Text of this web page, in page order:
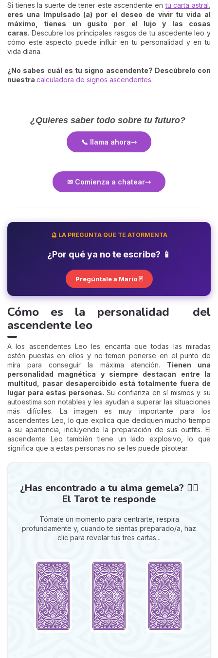
Si tienes la suerte de tener este ascendente entu carta astral
eres una Impulsado (a) por el deseo de vivir tu vida al
máximo, tienes un gusto por el lujo y las cosas
caras. Descubre los principales rasgos de tu ascedente leo y
cómo este aspecto puede influir en tu personalidad y en tu
vida diaria.
¿No sabes cuál es tu signo ascendente? Descúbrelo con
nuestra calculadora de signos ascendentes.
¿Quieres saber todo sobre tu futuro?
📞 llama ahora
✉ Comienza a chatear
🔮 LA PREGUNTA QUE TE ATORMENTA
¿Por qué ya no te escribe? 📱
Pregúntale a Mario 🃏
Cómo es la personalidad del
ascendente leo
A los ascendentes Leo les encanta que todas las miradas
estén puestas en ellos y no temen ponerse en el punto de
mira para conseguir la máxima atención. Tienen una
personalidad magnética y siempre destacan entre la
multitud, pasar desapercibido está totalmente fuera de
lugar para estas personas. Su confianza en sí mismos y su
autoestima son notables y les ayudan a superar las situaciones
más difíciles. La imagen es muy importante para los
ascendentes Leo, lo que explica que dediquen mucho tiempo
a su apariencia, incluyendo la preparación de sus outfits. El
ascendente Leo también tiene un lado explosivo, lo que
significa que a estas personas no se les puede pisotear.
¿Has encontrado a tu alma gemela? ❤️‍🔥
El Tarot te responde
Tómate un momento para centrarte, respira
profundamente y, cuando te sientas preparado/a, haz
clic para revelar tus tres cartas...